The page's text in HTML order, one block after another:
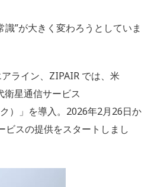
”が大きく変わろうとしていま
ライン、ZIPAIR では、米
衛星通信サービス
）」を導入。2026年2月26日か
ビスの提供をスタートしまし